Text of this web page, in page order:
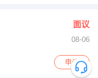
面议
08-06
申请